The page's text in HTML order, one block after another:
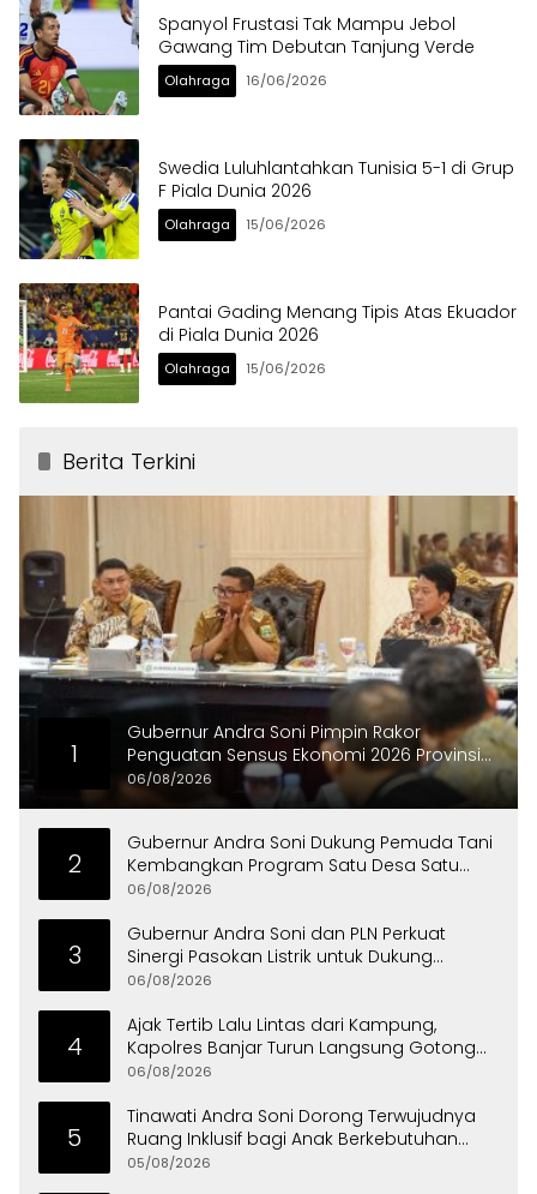
Spanyol Frustasi Tak Mampu Jebol
Gawang Tim Debutan Tanjung Verde
Olahraga 16/06/2026
Swedia Luluhlantahkan Tunisia 5-1 di Grup
F Piala Dunia 2026
Olahraga 15/06/2026
Pantai Gading Menang Tipis Atas Ekuador
di Piala Dunia 2026
Olahraga 15/06/2026
Berita Terkini
1
Gubernur Andra Soni Pimpin Rakor
Penguatan Sensus Ekonomi 2026 Provinsi
Banten
06/08/2026
2
Gubernur Andra Soni Dukung Pemuda Tani
Kembangkan Program Satu Desa Satu
Hektare Jagung
06/08/2026
3
Gubernur Andra Soni dan PLN Perkuat
Sinergi Pasokan Listrik untuk Dukung
Investasi
06/08/2026
4
Ajak Tertib Lalu Lintas dari Kampung,
Kapolres Banjar Turun Langsung Gotong
Royong Bersama Warga
06/08/2026
5
Tinawati Andra Soni Dorong Terwujudnya
Ruang Inklusif bagi Anak Berkebutuhan
Khusus
05/08/2026